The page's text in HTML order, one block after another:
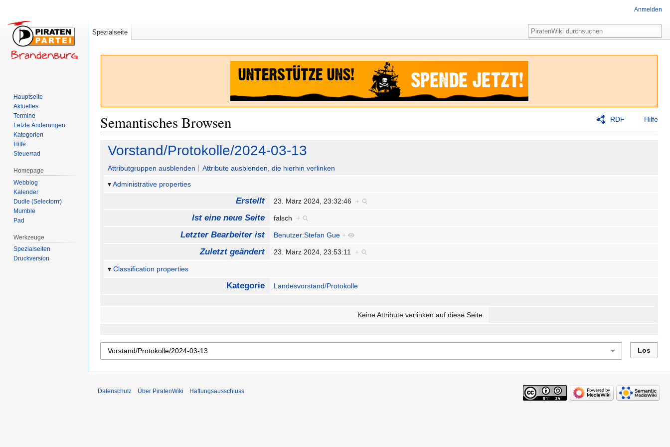
RDF Hilfe
Semantisches Browsen
Zur
Navigation
springen
Zur
Suche
springen
Vorstand/Protokolle/2024-03-13
Attributgruppen ausblenden
Attribute ausblenden, die hierhin verlinken
Administrative properties
Erstellt 23. März 2024, 23:32:46 +
Ist eine neue Seite falsch +
Letzter Bearbeiter ist Benutzer:Stefan Gue +
Zuletzt geändert 23. März 2024, 23:53:11 +
Classification properties
Kategorie Landesvorstand/Protokolle
Keine Attribute verlinken auf diese Seite.
Anmelden
Spezialseite Suche
Hauptseite
Aktuelles
Termine
Letzte Änderungen
Kategorien
Hilfe
Steuerrad
Homepage
Webblog
Kalender
Dudle (Selectorrr)
Mumble
Pad
Werkzeuge
Spezialseiten
Druckversion
Datenschutz Über PiratenWiki Haftungsausschluss